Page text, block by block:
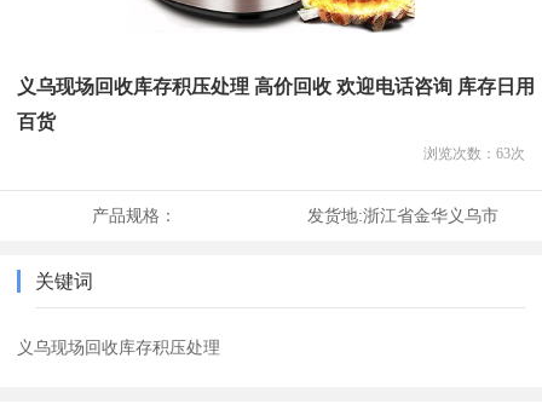
义乌现场回收库存积压处理 高价回收 欢迎电话咨询 库存日用
百货
浏览次数： 63次
产品规格： 发货地:浙江省金华义乌市
关键词
义乌现场回收库存积压处理